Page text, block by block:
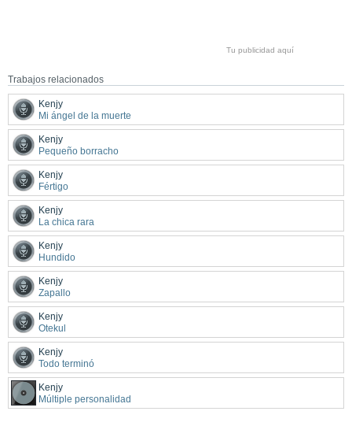
Tu publicidad aquí
Trabajos relacionados
Kenjy
Mi ángel de la muerte
Kenjy
Pequeño borracho
Kenjy
Fértigo
Kenjy
La chica rara
Kenjy
Hundido
Kenjy
Zapallo
Kenjy
Otekul
Kenjy
Todo terminó
Kenjy
Múltiple personalidad